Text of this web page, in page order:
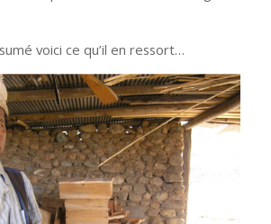
voici ce qu’il en ressort…